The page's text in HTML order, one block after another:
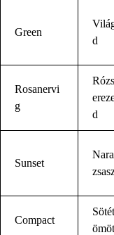
Green
d
Rosanervi
g
d
Sunset
Compact